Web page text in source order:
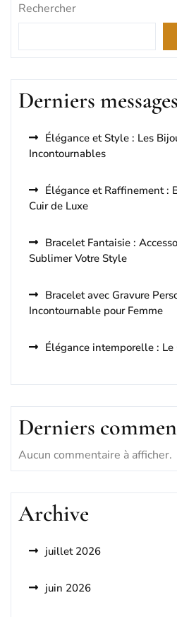
Rechercher
Derniers messages
Élégance et Style : Les
Incontournables
Élégance et Raffinement :
Cuir de Luxe
Bracelet Fantaisie :
Sublimer Votre Style
Bracelet avec Gravure
Incontournable pour Femme
Élégance intemporelle :
Derniers
Aucun commentaire à afficher.
Archive
juillet 2026
juin 2026